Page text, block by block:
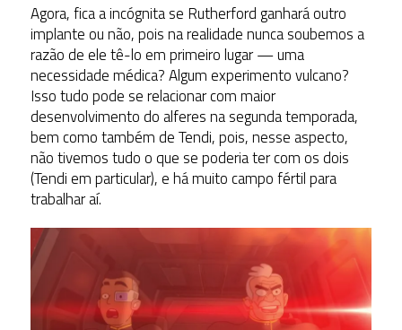
Agora, fica a incógnita se Rutherford ganhará outro
implante ou não, pois na realidade nunca soubemos a
razão de ele tê-lo em primeiro lugar — uma
necessidade médica? Algum experimento vulcano?
Isso tudo pode se relacionar com maior
desenvolvimento do alferes na segunda temporada,
bem como também de Tendi, pois, nesse aspecto,
não tivemos tudo o que se poderia ter com os dois
(Tendi em particular), e há muito campo fértil para
trabalhar aí.